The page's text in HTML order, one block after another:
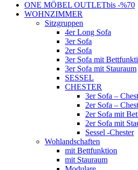
ONE MÖBEL OUTLETbis -%70
WOHNZIMMER
Sitzgruppen
4er Long Sofa
3er Sofa
2er Sofa
3er Sofa mit
3er Sofa mit Stauraum
SESSEL
CHESTER
3er Sofa –
2er Sofa –
2er Sofa mit
2er Sofa mit
Sessel -Chester
Wohlandschaften
mit Bettfunktion
mit Stauraum